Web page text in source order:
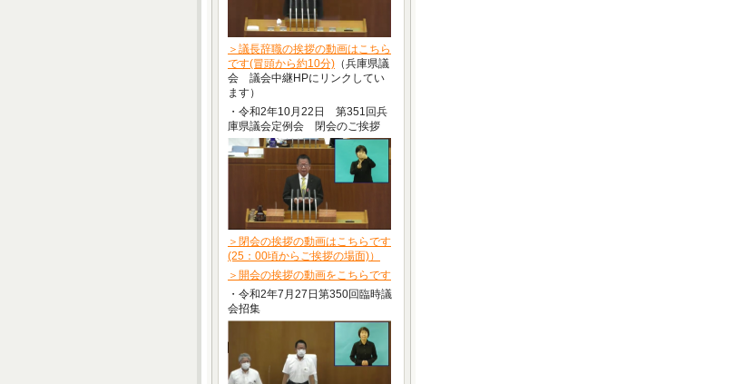
＞議長辞職の挨拶の動画はこちら
です(冒頭から約10分) （兵庫県議
会 議会中継HPにリンクしてい
ます）
・令和2年10月22日 第351回兵
庫県議会定例会 閉会のご挨拶
＞閉会の挨拶の動画はこちらです
(25：00頃からご挨拶の場面)）
＞開会の挨拶の動画をこちらです
・令和2年7月27日第350回臨時議
会招集